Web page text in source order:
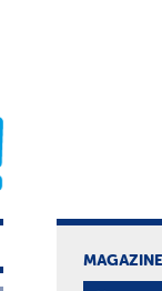
MAGAZINE